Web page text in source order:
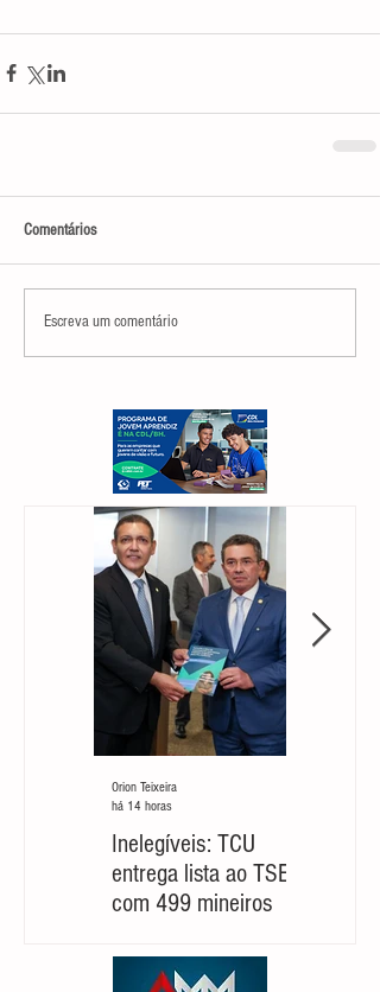
Comentários
Escreva um comentário
Inelegíveis: TCU
entrega lista ao TSE
com 499 mineiros
Orion Teixeira
há 14 horas